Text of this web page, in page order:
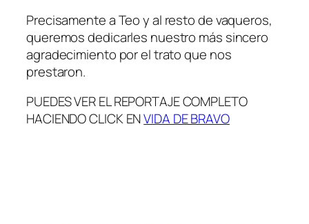
Precisamente a Teo y al resto de vaqueros,
queremos dedicarles nuestro más sincero
agradecimiento por el trato que nos
prestaron.
PUEDES VER EL REPORTAJE COMPLETO
HACIENDO CLICK ENVIDA DE BRAVO